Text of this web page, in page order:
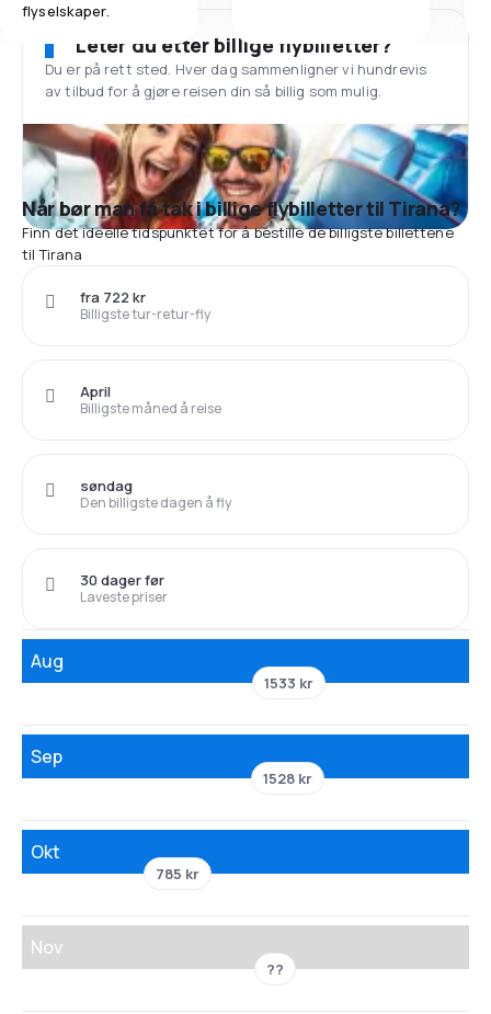
flyselskaper.
Leter du etter billige flybilletter?
Du er på rett sted. Hver dag sammenligner vi hundrevis
av tilbud for å gjøre reisen din så billig som mulig.
Når bør man få tak i billige flybilletter til Tirana?
Finn det ideelle tidspunktet for å bestille de billigste billettene
til Tirana
Billigste tur-retur-fly
fra 722 kr
Billigste måned å reise
April
Den billigste dagen å fly
søndag
Laveste priser
30 dager før
Aug
1533 kr
Sep
1528 kr
Okt
785 kr
Nov
??